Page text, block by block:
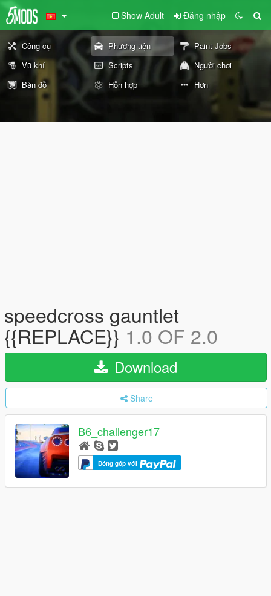
Show Adult Đăng nhập
Công cụ Phương tiện
Paint Jobs
Vũ khí
Scripts
Người chơi
Bản đồ
Hỗn hợp Hơn
speedcross gauntlet
{{REPLACE}} 1.0 OF 2.0
Download
Share
B6_challenger17
Đóng góp với